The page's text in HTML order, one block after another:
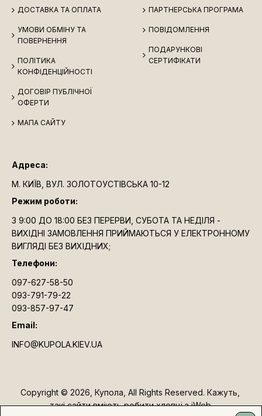
ДОСТАВКА ТА ОПЛАТА
УМОВИ ОБМІНУ ТА
ПОВЕРНЕННЯ
ПОЛІТИКА
КОНФІДЕНЦІЙНОСТІ
ДОГОВІР ПУБЛІЧНОЇ
ОФЕРТИ
МАПА САЙТУ
ПАРТНЕРСЬКА ПРОГРАМА
ПОВІДОМЛЕННЯ
ПОДАРУНКОВІ
СЕРТИФІКАТИ
Адреса:
М. КИЇВ, ВУЛ. ЗОЛОТОУСТІВСЬКА 10-12
Режим роботи:
З 9:00 ДО 18:00 БЕЗ ПЕРЕРВИ, СУБОТА ТА НЕДІЛЯ -
ВИХІДНІ ЗАМОВЛЕННЯ ПРИЙМАЮТЬСЯ У ЕЛЕКТРОННОМУ
ВИГЛЯДІ БЕЗ ВИХІДНИХ;
Телефони:
097-627-58-50
093-791-79-22
093-857-97-47
Email:
INFO@KUPOLA.KIEV.UA
Copyright © 2026, Купола, All Rights Reserved. Кажуть,
такі сайти вміють робити хлопці з iWeb.